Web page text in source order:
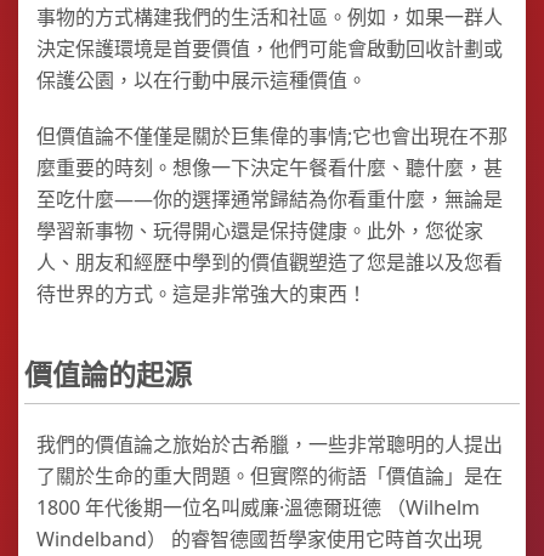
事物的方式構建我們的生活和社區。例如，如果一群人
決定保護環境是首要價值，他們可能會啟動回收計劃或
保護公園，以在行動中展示這種價值。
但價值論不僅僅是關於巨集偉的事情;它也會出現在不那
麼重要的時刻。想像一下決定午餐看什麼、聽什麼，甚
至吃什麼——你的選擇通常歸結為你看重什麼，無論是
學習新事物、玩得開心還是保持健康。此外，您從家
人、朋友和經歷中學到的價值觀塑造了您是誰以及您看
待世界的方式。這是非常強大的東西！
價值論的起源
我們的價值論之旅始於古希臘，一些非常聰明的人提出
了關於生命的重大問題。但實際的術語「價值論」是在
1800 年代後期一位名叫威廉·溫德爾班德 （Wilhelm
Windelband） 的睿智德國哲學家使用它時首次出現